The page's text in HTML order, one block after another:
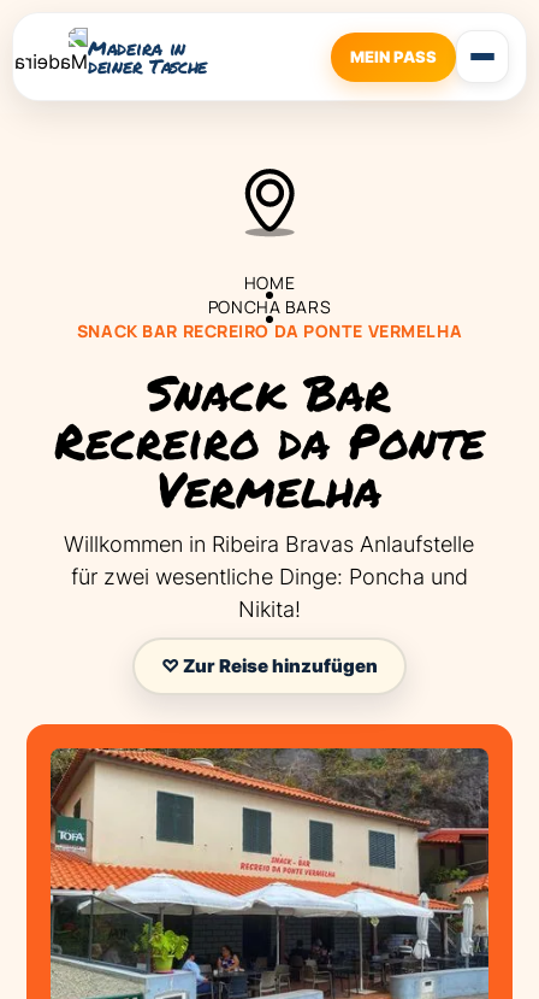
Madeira in
deiner Tasche MEIN PASS
HOME
PONCHA BARS
SNACK BAR RECREIRO DA PONTE VERMELHA
Snack Bar
Recreiro da Ponte
Vermelha
Willkommen in Ribeira Bravas Anlaufstelle
für zwei wesentliche Dinge: Poncha und
Nikita!
♡ Zur Reise hinzufügen